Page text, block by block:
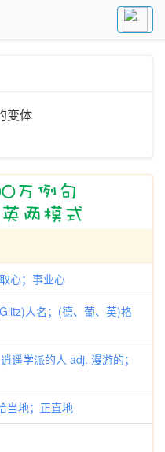
变体
心；事业心
人名；(德、葡、英)格
学派的人 adj. 漫游的；
地；正直地